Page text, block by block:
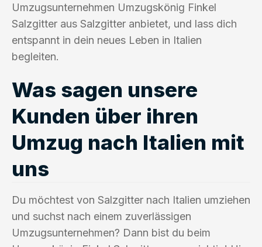
Umzugsunternehmen Umzugskönig Finkel
Salzgitter aus Salzgitter anbietet, und lass dich
entspannt in dein neues Leben in Italien
begleiten.
Was sagen unsere
Kunden über ihren
Umzug nach Italien mit
uns
Du möchtest von Salzgitter nach Italien umziehen
und suchst nach einem zuverlässigen
Umzugsunternehmen? Dann bist du beim